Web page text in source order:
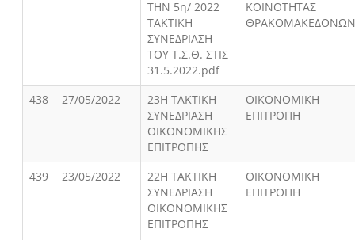
ΤΗΝ 5η/ 2022
ΤΑΚΤΙΚΗ
ΣΥΝΕΔΡΙΑΣΗ
ΤΟΥ Τ.Σ.Θ. ΣΤΙΣ
31.5.2022.pdf
ΚΟΙΝΟΤΗΤΑΣ
438 27/05/2022
23Η ΤΑΚΤΙΚΗ
ΣΥΝΕΔΡΙΑΣΗ
ΟΙΚΟΝΟΜΙΚΗΣ
ΕΠΙΤΡΟΠΗΣ
ΟΙΚΟΝΟΜΙΚΗ
ΕΠΙΤΡΟΠΗ
439 23/05/2022
22Η ΤΑΚΤΙΚΗ
ΣΥΝΕΔΡΙΑΣΗ
ΟΙΚΟΝΟΜΙΚΗΣ
ΕΠΙΤΡΟΠΗΣ
ΟΙΚΟΝΟΜΙΚΗ
ΕΠΙΤΡΟΠΗ